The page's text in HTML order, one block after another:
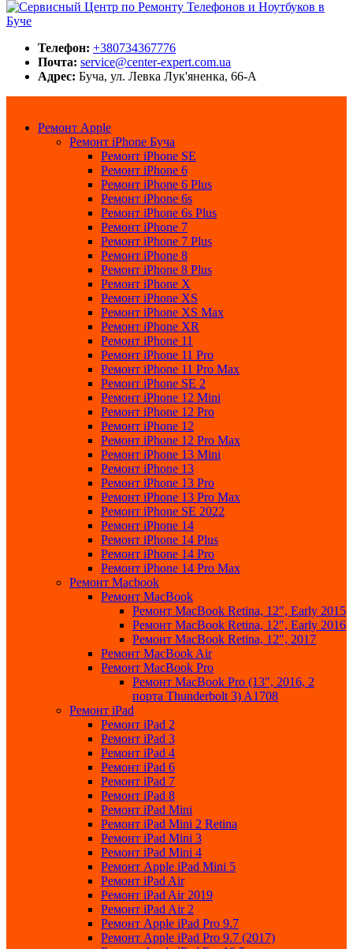
Сервисный Центр по Ремонту Телефонов и Ноутбуков в Буче
Center-Expert.com.ua
Телефон: +380734367776
Почта: service@center-expert.com.ua
Адрес: Буча, ул. Левка Лук'яненка, 66-А
Ремонт Apple
Ремонт iPhone Буча
Ремонт iPhone SE
Ремонт iPhone 6
Ремонт iPhone 6 Plus
Ремонт iPhone 6s
Ремонт iPhone 6s Plus
Ремонт iPhone 7
Ремонт iPhone 7 Plus
Ремонт iPhone 8
Ремонт iPhone 8 Plus
Ремонт iPhone X
Ремонт iPhone XS
Ремонт iPhone XS Max
Ремонт iPhone XR
Ремонт iPhone 11
Ремонт iPhone 11 Pro
Ремонт iPhone 11 Pro Max
Ремонт iPhone SE 2
Ремонт iPhone 12 Mini
Ремонт iPhone 12 Pro
Ремонт iPhone 12
Ремонт iPhone 12 Pro Max
Ремонт iPhone 13 Mini
Ремонт iPhone 13
Ремонт iPhone 13 Pro
Ремонт iPhone 13 Pro Max
Ремонт iPhone SE 2022
Ремонт iPhone 14
Ремонт iPhone 14 Plus
Ремонт iPhone 14 Pro
Ремонт iPhone 14 Pro Max
Ремонт Macbook
Ремонт MacBook
Ремонт MacBook Retina, 12″, Early 2015
Ремонт MacBook Retina, 12″, Early 2016
Ремонт MacBook Retina, 12″, 2017
Ремонт MacBook Air
Ремонт MacBook Pro
Ремонт MacBook Pro (13″, 2016, 2
порта Thunderbolt 3) A1708
Ремонт iPad
Ремонт iPad 2
Ремонт iPad 3
Ремонт iPad 4
Ремонт iPad 6
Ремонт iPad 7
Ремонт iPad 8
Ремонт iPad Mini
Ремонт iPad Mini 2 Retina
Ремонт iPad Mini 3
Ремонт iPad Mini 4
Ремонт Apple iPad Mini 5
Ремонт iPad Air
Ремонт iPad Air 2019
Ремонт iPad Air 2
Ремонт Apple iPad Pro 9.7
Ремонт Apple iPad Pro 9.7 (2017)